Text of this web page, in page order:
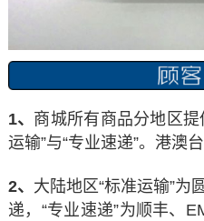
1、 商城所有商品分地区
运输”与“专业速递”。港澳台
2、 大陆地区“标准运输”为
递，“专业速递”为顺丰、